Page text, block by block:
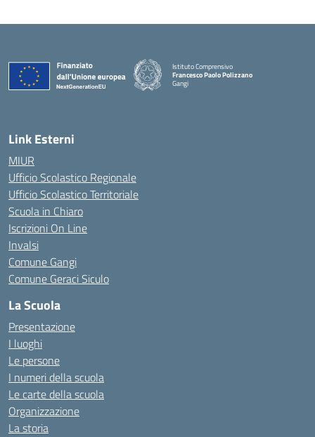
Istituto Comprensivo
Francesco Paolo Polizzano
Gangi
— Visita la pagina iniziale della scuola
Link Esterni
MIUR
Ufficio Scolastico Regionale
Ufficio Scolastico Territoriale
Scuola in Chiaro
Iscrizioni On Line
Invalsi
Comune Gangi
Comune Geraci Siculo
La Scuola
Presentazione
I luoghi
Le persone
I numeri della scuola
Le carte della scuola
Organizzazione
La storia